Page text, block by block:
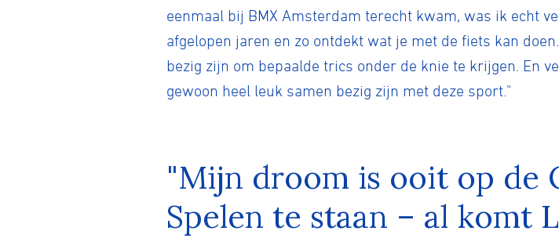
eenmaal bij BMX Amsterdam terecht kwam, was ik echt
afgelopen jaren en zo ontdekt wat je met de fiets kan
bezig zijn om bepaalde trics onder de knie te krijgen. En
gewoon heel leuk samen bezig zijn met deze sport."
"Mijn droom is ooit op de
Spelen te staan – al komt